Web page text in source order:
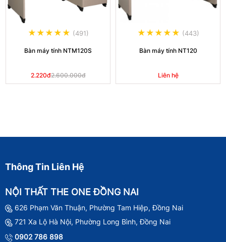
(491)
Bàn máy tính NTM120S
2.220đ2.600.000đ
(443)
Bàn máy tính NT120
Liên hệ
Thông Tin Liên Hệ
NỘI THẤT THE ONE ĐỒNG NAI
626 Phạm Văn Thuận, Phường Tam Hiệp, Đồng Nai
721 Xa Lộ Hà Nội, Phường Long Bình, Đồng Nai
0902 786 898